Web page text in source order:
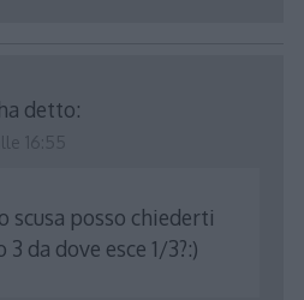
ha detto:
scusa posso chiederti
3 da dove esce 1/3?:)